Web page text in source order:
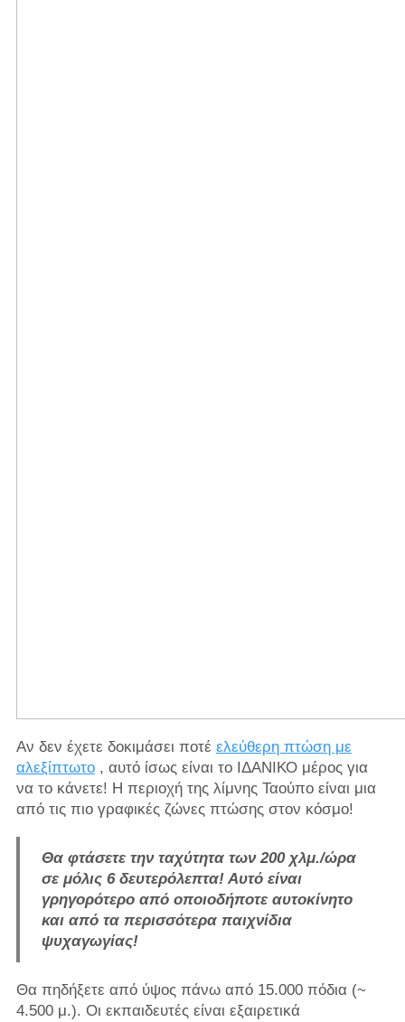
Αν δεν έχετε δοκιμάσει ποτέ ελεύθερη πτώση με
αλεξίπτωτο, αυτό ίσως είναι το ΙΔΑΝΙΚΟ μέρος για
να το κάνετε! Η περιοχή της λίμνης Ταούπο είναι μια
από τις πιο γραφικές ζώνες πτώσης στον κόσμο!
Θα φτάσετε την ταχύτητα των 200 χλμ./ώρα
σε μόλις 6 δευτερόλεπτα! Αυτό είναι
γρηγορότερο από οποιοδήποτε αυτοκίνητο
και από τα περισσότερα παιχνίδια
ψυχαγωγίας!
Θα πηδήξετε από ύψος πάνω από 15.000 πόδια (~
4.500 μ.). Οι εκπαιδευτές είναι εξαιρετικά